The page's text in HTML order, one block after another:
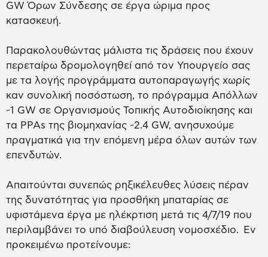
GW Όρων Σύνδεσης σε έργα ώριμα προς
κατασκευή.
Παρακολουθώντας μάλιστα τις δράσεις που έχουν
περεταίρω δρομολογηθεί από τον Υπουργείο σας
με τα λογής προγράμματα αυτοπαραγωγής χωρίς
καν συνολική ποσόστωση, το πρόγραμμα Απόλλων
~1 GW σε Οργανισμούς Τοπικής Αυτοδιοίκησης και
τα PPAs της βιομηχανίας ~2.4 GW, ανησυχούμε
πραγματικά για την επόμενη μέρα όλων αυτών των
επενδυτών.
Απαιτούνται συνεπώς ρηξικέλευθες λύσεις πέραν
της δυνατότητας για προσθήκη μπαταρίας σε
υφιστάμενα έργα με ηλέκρτιση μετά τις 4/7/19 που
περιλαμβάνει το υπό διαβούλευση νομοσχέδιο. Εν
προκειμένω προτείνουμε: